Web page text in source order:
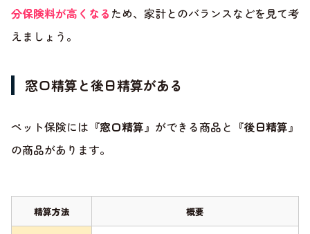
分保険料が高くなる ため、家計とのバランスなどを見て考
えましょう。
窓口精算と後日精算がある
ペット保険には 『窓口精算』 ができる商品と 『後日精算』
の商品があります。
精算方法 概要